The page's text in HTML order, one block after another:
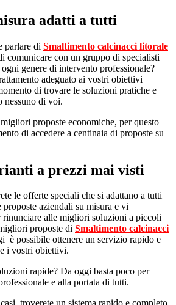
adatti a tutti
parlare di Smaltimento calcinacci litorale
comunicare con un gruppo di specialisti
genere di intervento professionale?
adeguato ai vostri obiettivi
di trovare le soluzioni pratiche e
nessuno di voi.
proposte economiche, per questo
di accedere a centinaia di proposte su
a prezzi mai visti
le offerte speciali che si adattano a tutti
aziendali su misura e vi
rinunciare alle migliori soluzioni a piccoli
proposte di Smaltimento calcinacci
è possibile ottenere un servizio rapido e
i vostri obiettivi.
rapide? Da oggi basta poco per
e alla portata di tutti.